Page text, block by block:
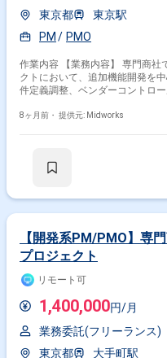
東京都
東京駅
PM
PMO
作業内容 【業務内容】 専門商社で利用するWFシステムの再構築プロジェ
クトにおいて、追加機能開発を中
件定義調整、ベンダーコントロ
ないユーザーへの分かりやすい
れなユーザーへの分かりやすい説明や定着支援 【稼
8ヶ月前・ 提供元: Midworks
【開発系PM/PMO】専
プロジェクト
リモート可
1,400,000円/月
業務委託(フリーランス)
東京都
大手町駅